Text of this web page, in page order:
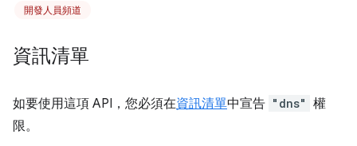
開發人員頻道
資訊清單
如要使用這項 API，您必須在資訊清單中宣告 "dns" 權
限。